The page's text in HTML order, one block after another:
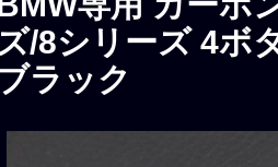
/8シリーズ 4ボ
ラック